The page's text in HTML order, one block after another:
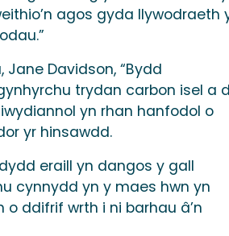
agos gyda llywodraeth
Davidson, “Bydd
trydan carbon isel a
yn rhan hanfodol o
yr hinsawdd.
eraill yn dangos y gall
cynnydd yn y maes hwn yn
ddifrif wrth i ni barhau â’n